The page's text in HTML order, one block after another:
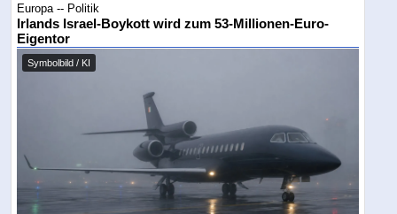
Europa -- Politik
Irlands Israel-Boykott wird zum 53-Millionen-Euro-
Eigentor
Symbolbild / KI